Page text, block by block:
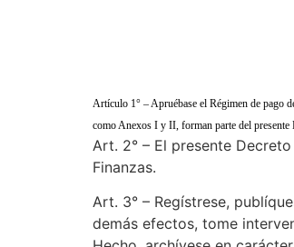
Artículo 1° – Apruébase el Régimen de pago
como Anexos I y II, forman parte del presente
Art. 2° – El presente
Finanzas.
Art. 3° – Regístrese,
demás efectos, tome